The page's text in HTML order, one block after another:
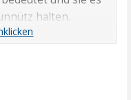
halten.
dir gegenüber als